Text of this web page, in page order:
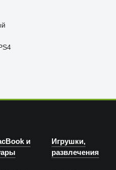
и
Игрушки,
развлечения